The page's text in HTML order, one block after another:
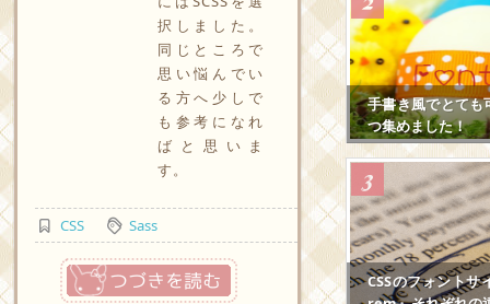
択しました。
同じところで
思い悩んでい
る方へ少しで
も参考になれ
ばと思いま
す。
CSS Sass
つづきを読む
手書き風でとても
つ集めました！
CSSのフォント